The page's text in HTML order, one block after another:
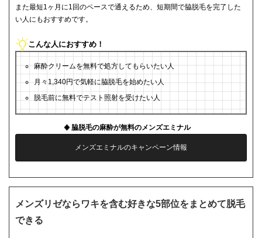
また最短1ヶ月に1回のペースで通えるため、短期間で脇脱毛を完了した
い人にもおすすめです。
こんな人におすすめ！
麻酔クリームを無料で処方してもらいたい人
月々1,340円で気軽に脇脱毛を始めたい人
脱毛前に無料でテスト照射を受けたい人
脇脱毛の麻酔が無料のメンズエミナル
メンズエミナルのキャンペーン情報
メンズリゼならワキを含む好きな5部位をまとめて脱毛
できる